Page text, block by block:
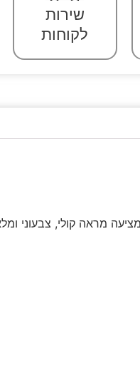
שירות
לקוחות
מראה קולי, צבעוני